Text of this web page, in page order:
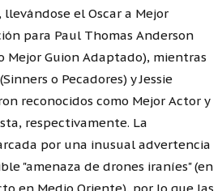
el Oscar a Mejor
para Paul Thomas Anderson
Guion Adaptado), mientras
o Pecadores) y Jessie
reconocidos como Mejor Actor y
respectivamente. La
por una inusual advertencia
"amenaza de drones iraníes" (en